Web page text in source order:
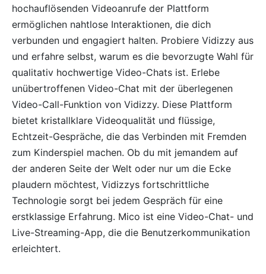
hochauflösenden Videoanrufe der Plattform
ermöglichen nahtlose Interaktionen, die dich
verbunden und engagiert halten. Probiere Vidizzy aus
und erfahre selbst, warum es die bevorzugte Wahl für
qualitativ hochwertige Video-Chats ist. Erlebe
unübertroffenen Video-Chat mit der überlegenen
Video-Call-Funktion von Vidizzy. Diese Plattform
bietet kristallklare Videoqualität und flüssige,
Echtzeit-Gespräche, die das Verbinden mit Fremden
zum Kinderspiel machen. Ob du mit jemandem auf
der anderen Seite der Welt oder nur um die Ecke
plaudern möchtest, Vidizzys fortschrittliche
Technologie sorgt bei jedem Gespräch für eine
erstklassige Erfahrung. Mico ist eine Video-Chat- und
Live-Streaming-App, die die Benutzerkommunikation
erleichtert.